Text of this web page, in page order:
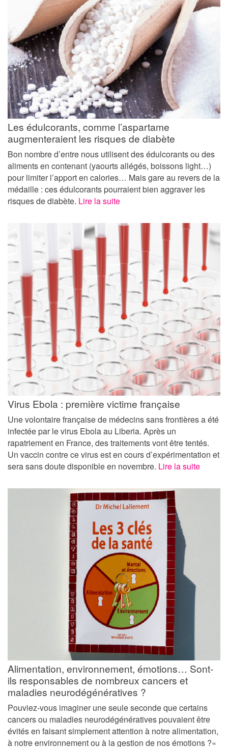
Les édulcorants, comme l’aspartame
augmenteraient les risques de diabète
Bon nombre d’entre nous utilisent des édulcorants ou des
aliments en contenant (yaourts allégés, boissons light…)
pour limiter l’apport en calories… Mais gare au revers de la
médaille : ces édulcorants pourraient bien aggraver les
risques de diabète. Lire la suite
Virus Ebola : première victime française
Une volontaire française de médecins sans frontières a été
infectée par le virus Ebola au Liberia. Après un
rapatriement en France, des traitements vont être tentés.
Un vaccin contre ce virus est en cours d’expérimentation et
sera sans doute disponible en novembre. Lire la suite
Alimentation, environnement, émotions… Sont-
ils responsables de nombreux cancers et
maladies neurodégénératives ?
Pouviez-vous imaginer une seule seconde que certains
cancers ou maladies neurodégénératives pouvaient être
évités en faisant simplement attention à notre alimentation,
à notre environnement ou à la gestion de nos émotions ?«